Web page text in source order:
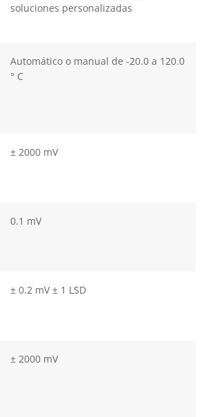
soluciones personalizadas
Automático o manual de -20.0 a 120.0
° C
± 2000 mV
0.1 mV
± 0.2 mV ± 1 LSD
± 2000 mV